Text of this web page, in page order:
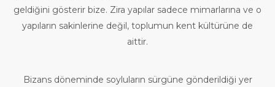
geldiğini gösterir bize. Zira yapılar sadece mimarlarına ve o
yapıların sakinlerine değil, toplumun kent kültürüne de
aittir.
Bizans döneminde soyluların sürgüne gönderildiği yer